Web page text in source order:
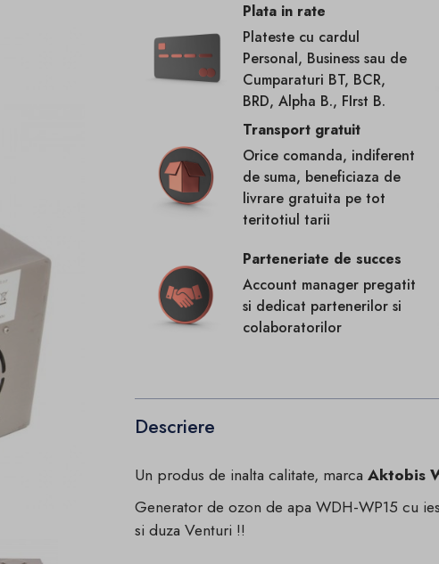
Plata in rate
Plateste cu cardul
Personal, Business sau de
Cumparaturi BT, BCR,
BRD, Alpha B., FIrst B.
Transport gratuit
Orice comanda, indiferent
de suma, beneficiaza de
livrare gratuita pe tot
teritotiul tarii
Parteneriate de succes
Account manager pregatit
si dedicat partenerilor si
colaboratorilor
Descriere
Un produs de inalta calitate, marcaAktobis
Generator de ozon de apa WDH-WP15 cu
si duza Venturi !!